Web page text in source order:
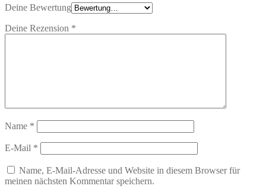
Deine Bewertung
Deine Rezension *
Name *
E-Mail *
Name, E-Mail-Adresse und Website in diesem Browser für
meinen nächsten Kommentar speichern.